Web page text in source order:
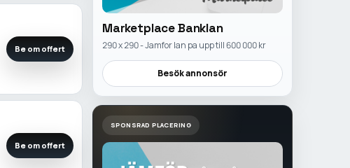
Be om offert
Be om offert
Marketplace Banklan
290 x 290 - Jamfor lan pa upp till 600 000 kr
Besök annonsör
SPONSRAD PLACERING